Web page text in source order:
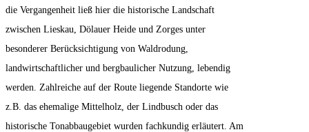
die Vergangenheit ließ hier die historische Landschaft
zwischen Lieskau, Dölauer Heide und Zorges unter
besonderer Berücksichtigung von Waldrodung,
landwirtschaftlicher und bergbaulicher Nutzung, lebendig
werden. Zahlreiche auf der Route liegende Standorte wie
z.B. das ehemalige Mittelholz, der Lindbusch oder das
historische Tonabbaugebiet wurden fachkundig erläutert. Am